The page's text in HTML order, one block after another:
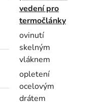
vedení pro
termočlánky
ovinutí
skelným
vláknem
opletení
ocelovým
drátem